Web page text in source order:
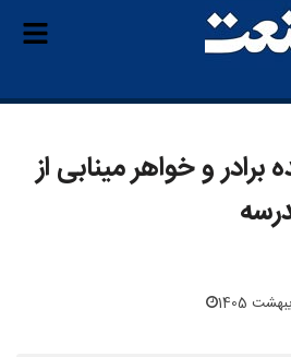
و خواهر مینابی از